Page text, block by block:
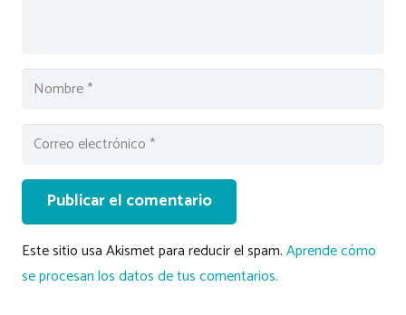
Publicar el comentario
Este sitio usa Akismet para reducir el spam.Aprende cómo
se procesan los datos de tus comentarios.